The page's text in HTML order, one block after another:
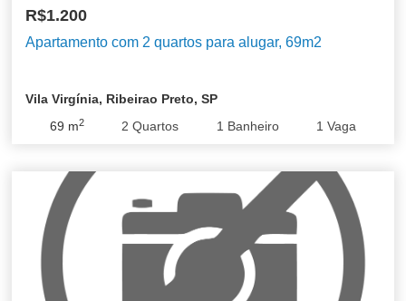
R$1.200
Apartamento com 2 quartos para alugar, 69m2
Vila Virgínia, Ribeirao Preto, SP
69 m2 2 Quartos 1 Banheiro 1 Vaga